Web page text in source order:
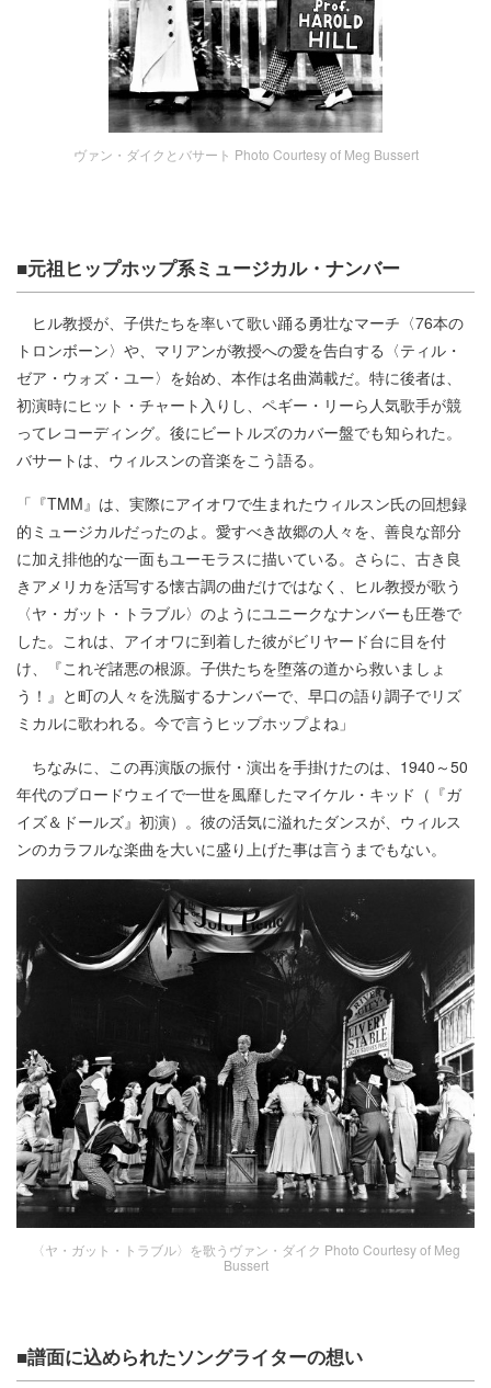
ヴァン・ダイクとバサート Photo Courtesy of Meg Bussert
■元祖ヒップホップ系ミュージカル・ナンバー
ヒル教授が、子供たちを率いて歌い踊る勇壮なマーチ〈76本の
トロンボーン〉や、マリアンが教授への愛を告白する〈ティル・
ゼア・ウォズ・ユー〉を始め、本作は名曲満載だ。特に後者は、
初演時にヒット・チャート入りし、ペギー・リーら人気歌手が競
ってレコーディング。後にビートルズのカバー盤でも知られた。
バサートは、ウィルスンの音楽をこう語る。
「『TMM』は、実際にアイオワで生まれたウィルスン氏の回想録
的ミュージカルだったのよ。愛すべき故郷の人々を、善良な部分
に加え排他的な一面もユーモラスに描いている。さらに、古き良
きアメリカを活写する懐古調の曲だけではなく、ヒル教授が歌う
〈ヤ・ガット・トラブル〉のようにユニークなナンバーも圧巻で
した。これは、アイオワに到着した彼がビリヤード台に目を付
け、『これぞ諸悪の根源。子供たちを堕落の道から救いましょ
う！』と町の人々を洗脳するナンバーで、早口の語り調子でリズ
ミカルに歌われる。今で言うヒップホップよね」
ちなみに、この再演版の振付・演出を手掛けたのは、1940～50
年代のブロードウェイで一世を風靡したマイケル・キッド（『ガ
イズ＆ドールズ』初演）。彼の活気に溢れたダンスが、ウィルス
ンのカラフルな楽曲を大いに盛り上げた事は言うまでもない。
〈ヤ・ガット・トラブル〉を歌うヴァン・ダイク Photo Courtesy of Meg
Bussert
■譜面に込められたソングライターの想い